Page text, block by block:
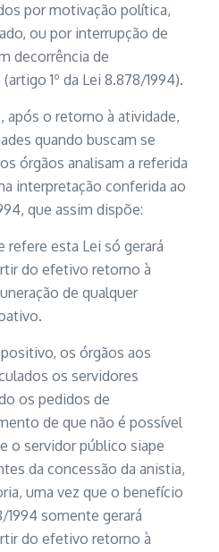
por motivação política,
ou por interrupção de
decorrência de
1º da Lei 8.878/1994).
após o retorno à atividade,
quando buscam se
órgãos analisam a referida
interpretação conferida ao
que assim dispõe:
refere esta Lei só gerará
do efetivo retorno à
de qualquer
os órgãos aos
os servidores
os pedidos de
de que não é possível
o servidor público siape
da concessão da anistia,
uma vez que o benefício
somente gerará
do efetivo retorno à